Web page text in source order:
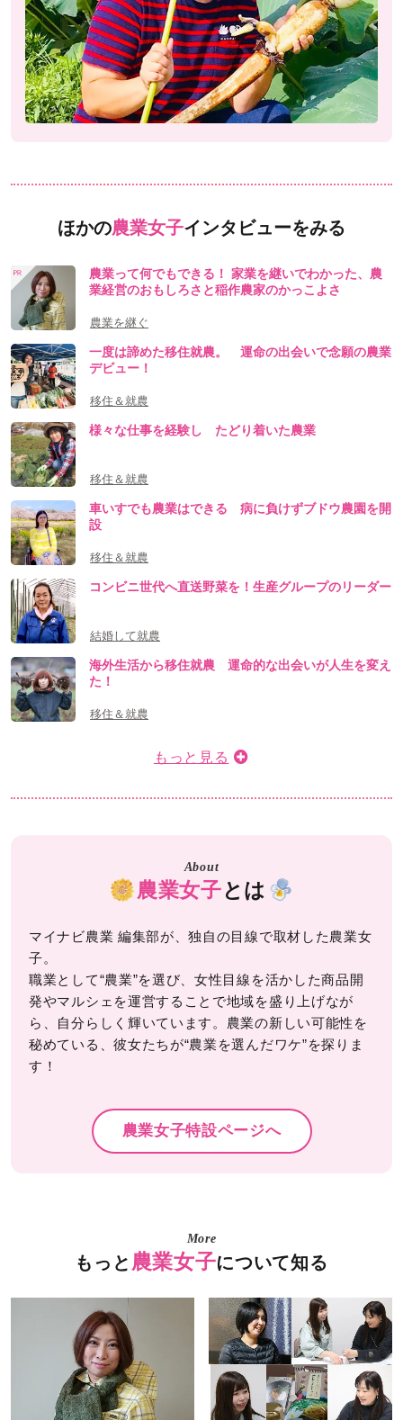
ほかの農業女子インタビューをみる
農業って何でもできる！ 家業を継いでわかった、農
業経営のおもしろさと稲作農家のかっこよさ
農業を継ぐ
一度は諦めた移住就農。 運命の出会いで念願の農業
デビュー！
移住＆就農
様々な仕事を経験し たどり着いた農業
移住＆就農
車いすでも農業はできる 病に負けずブドウ農園を開
設
移住＆就農
コンビニ世代へ直送野菜を！生産グループのリーダー
結婚して就農
海外生活から移住就農 運命的な出会いが人生を変え
た！
移住＆就農
もっと見る
About
農業女子とは
マイナビ農業 編集部が、独自の目線で取材した農業女
子。
職業として“農業”を選び、女性目線を活かした商品開
発やマルシェを運営することで地域を盛り上げなが
ら、自分らしく輝いています。農業の新しい可能性を
秘めている、彼女たちが“農業を選んだワケ”を探りま
す！
農業女子特設ページへ
More
もっと 農業女子について知る